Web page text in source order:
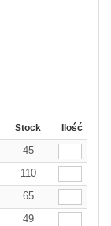
Stock Ilość
45
110
65
49